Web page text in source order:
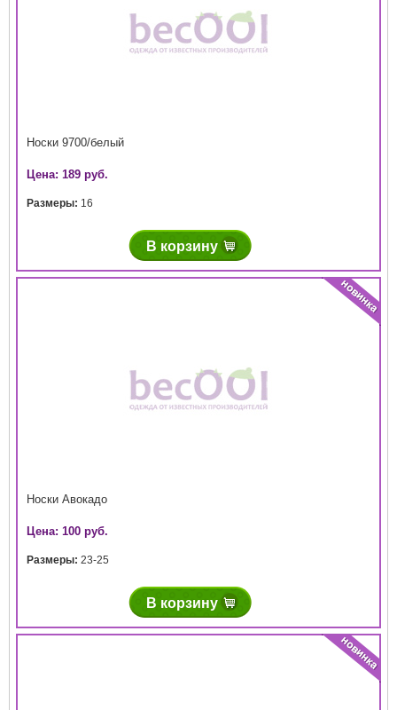
Носки 9700/белый
Цена: 189 руб.
Размеры: 16
В корзину
Носки Авокадо
Цена: 100 руб.
Размеры: 23-25
В корзину